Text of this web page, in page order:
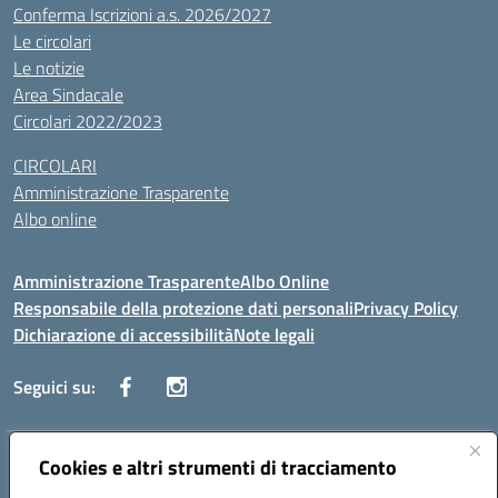
Cookies e altri strumenti di tracciamento
Conferma Iscrizioni a.s. 2026/2027
Le circolari
Le notizie
Area Sindacale
Circolari 2022/2023
CIRCOLARI
Amministrazione Trasparente
Albo online
Amministrazione TrasparenteAlbo Online
Responsabile della protezione dati personaliPrivacy Policy
Dichiarazione di accessibilitàNote legali
Seguici su:
Indirizzo:Corso Vittorio Emanuele, 27 90133 - Palermo